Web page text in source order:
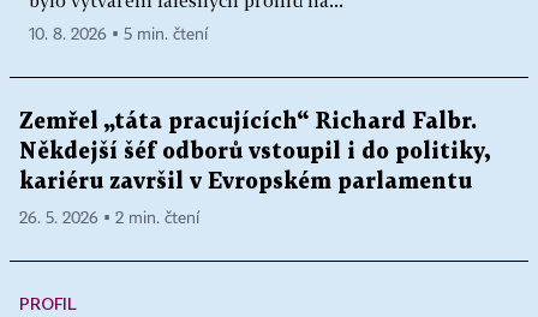
10. 8. 2026 ▪ 5 min. čtení
Zemřel „táta pracujících“ Richard Falbr.
Někdejší šéf odborů vstoupil i do politiky,
kariéru završil v Evropském parlamentu
26. 5. 2026 ▪ 2 min. čtení
PROFIL